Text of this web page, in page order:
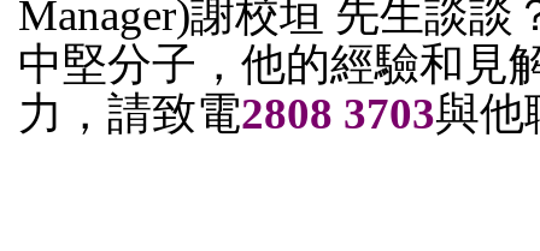
Manager)謝校垣 先生談
中堅分子，他的經驗和見
力，請致電2808 3703與他